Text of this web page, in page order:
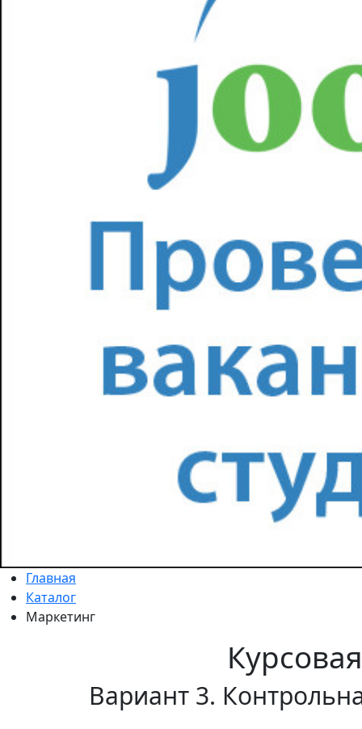
Главная
Каталог
Маркетинг
Курсовая
Вариант 3.